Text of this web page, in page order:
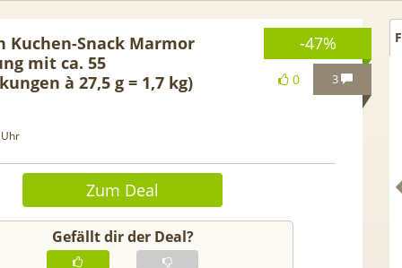
-47%
3
0
Kuchen-Snack Marmor
mit ca. 55
à 27,5 g = 1,7 kg)
Zum Deal
Gefällt dir der Deal?